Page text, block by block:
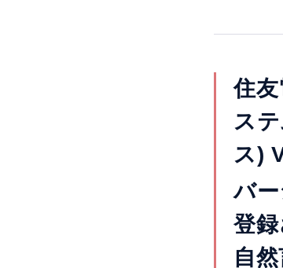
住
ス
ス)
バ
登
自